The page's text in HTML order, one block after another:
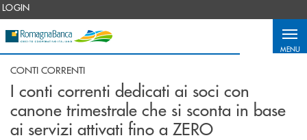
Salta al contenuto principale
LOGIN
MENU
CONTI CORRENTI
I conti correnti dedicati ai soci con
canone trimestrale che si sconta in base
ai servizi attivati fino a ZERO